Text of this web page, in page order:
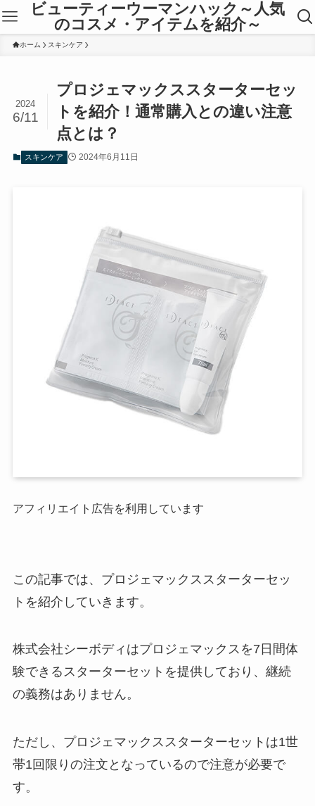
ビューティーウーマンハック～人気
のコスメ・アイテムを紹介～
ホーム スキンケア
プロジェマックススターターセッ
トを紹介！通常購入との違い注意
点とは？
2024
6/11
スキンケア 2024年6月11日
アフィリエイト広告を利用しています
この記事では、プロジェマックススターターセッ
トを紹介していきます。
株式会社シーボディはプロジェマックスを7日間体
験できるスターターセットを提供しており、継続
の義務はありません。
ただし、プロジェマックススターターセットは1世
帯1回限りの注文となっているので注意が必要で
す。